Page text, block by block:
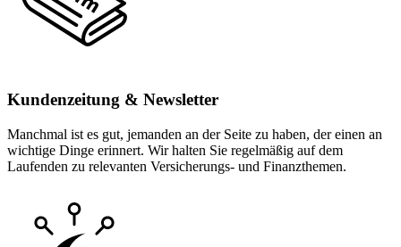
Kundenzeitung & Newsletter
Manchmal ist es gut, jemanden an der Seite zu haben, der einen an
wichtige Dinge erinnert. Wir halten Sie regelmäßig auf dem
Laufenden zu relevanten Versicherungs- und Finanzthemen.